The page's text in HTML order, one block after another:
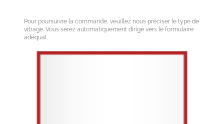
Pour poursuivre la commande, veuillez nous préciser le type de
vitrage. Vous serez automatiquement dirigé vers le formulaire
adéquat.